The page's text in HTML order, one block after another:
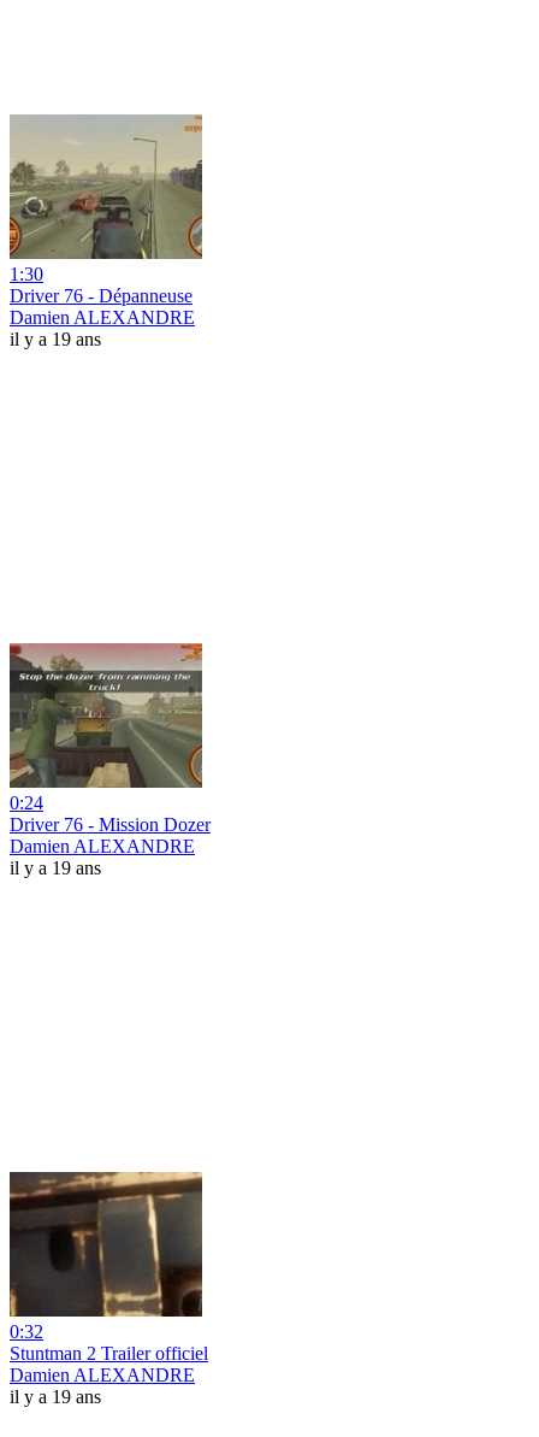
1:30
Driver 76 - Dépanneuse
Damien ALEXANDRE
il y a 19 ans
0:24
Driver 76 - Mission Dozer
Damien ALEXANDRE
il y a 19 ans
0:32
Stuntman 2 Trailer officiel
Damien ALEXANDRE
il y a 19 ans